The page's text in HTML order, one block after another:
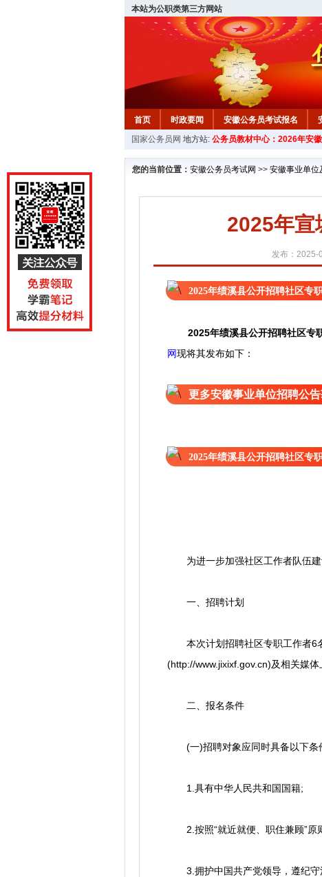
本站为公职类第三方网站
首页 时政要闻 安徽公务员考试报名
安徽公务员行测试题 在线咨询 教材中心
国家公务员网 地方站: 公务员教材中心：2026年安
您的当前位置： 安徽公务员考试网 >> 安徽事业单位
2025年宣
发布：2025-
2025年绩溪县公开招聘社区专
2025年绩溪县公开招聘社区专
网现将其发布如下：
更多安徽事业单位招聘公
2025年绩溪县公开招聘社区专
为进一步加强社区工作者队伍建
一、招聘计划
本次计划招聘社区专职工作者6名
(http://www.jixixf.gov.cn)及相关媒
二、报名条件
(一)招聘对象应同时具备以下条
1.具有中华人民共和国国籍;
2.按照“就近就便、职住兼顾”原
3.拥护中国共产党领导，遵纪守